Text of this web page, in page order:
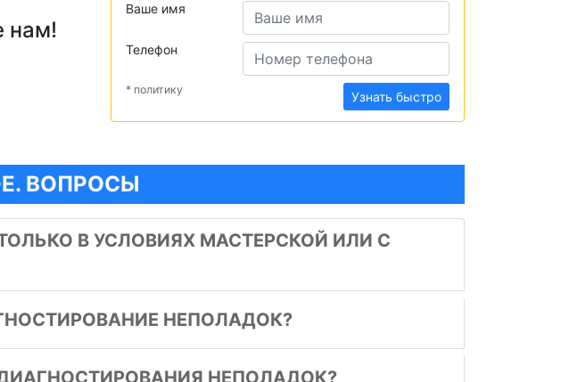
нам!
Ваше имя
Телефон
* политику Узнать быстро
ВОПРОСЫ
В УСЛОВИЯХ МАСТЕРСКОЙ ИЛИ С
НЕПОЛАДОК?
НЕПОЛАДОК?